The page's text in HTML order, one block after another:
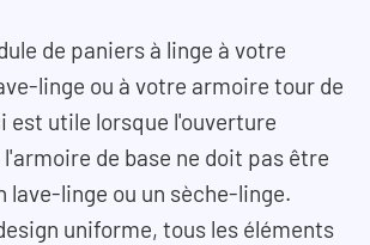
de paniers à linge à votre
linge ou à votre armoire tour de
est utile lorsque l'ouverture
de base ne doit pas être
lave-linge ou un sèche-linge.
uniforme, tous les éléments